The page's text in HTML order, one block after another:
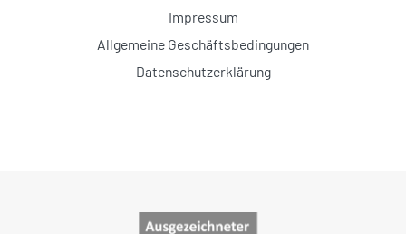
Impressum
Allgemeine Geschäftsbedingungen
Datenschutzerklärung